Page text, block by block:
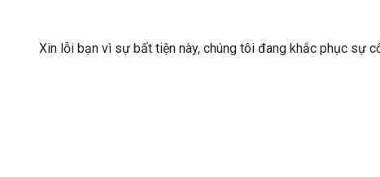
Xin lỗi bạn vì sự bất tiện này, chúng tôi đang khắc phục sự